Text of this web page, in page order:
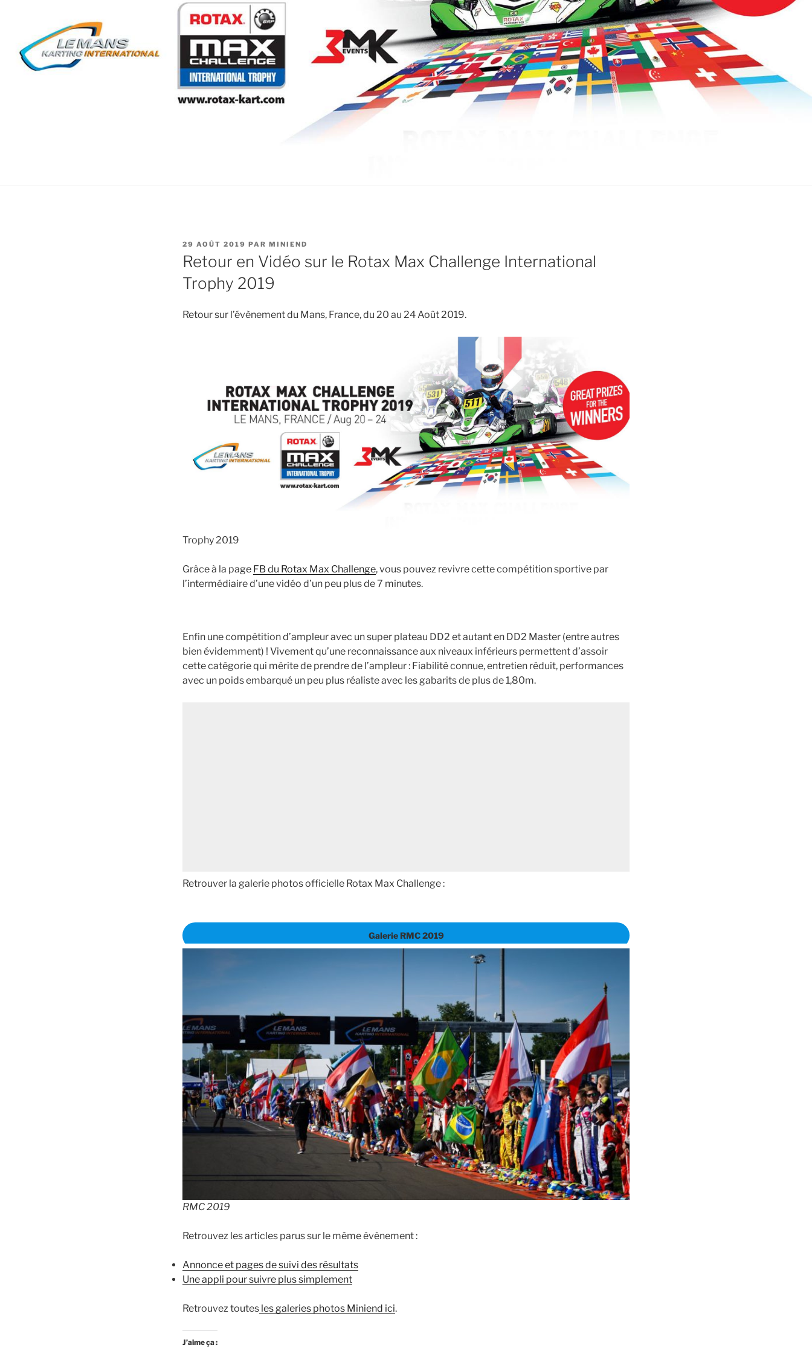
PUBLIÉ
LE
29 AOÛT 2019 PAR MINIEND
Retour en Vidéo sur le Rotax Max Challenge International
Trophy 2019
Retour sur l’évènement du Mans, France, du 20 au 24 Août 2019.
Trophy 2019
Grâce à la page FB du Rotax Max Challenge, vous pouvez revivre cette compétition sportive par
l’intermédiaire d’une vidéo d’un peu plus de 7 minutes.
Enfin une compétition d’ampleur avec un super plateau DD2 et autant en DD2 Master (entre autres
bien évidemment) ! Vivement qu’une reconnaissance aux niveaux inférieurs permettent d’assoir
cette catégorie qui mérite de prendre de l’ampleur : Fiabilité connue, entretien réduit, performances
avec un poids embarqué un peu plus réaliste avec les gabarits de plus de 1,80m.
Retrouver la galerie photos officielle Rotax Max Challenge :
Galerie RMC 2019
RMC 2019
Retrouvez les articles parus sur le même évènement :
Annonce et pages de suivi des résultats
Une appli pour suivre plus simplement
Retrouvez toutes les galeries photos Miniend ici.
J’aime ça :